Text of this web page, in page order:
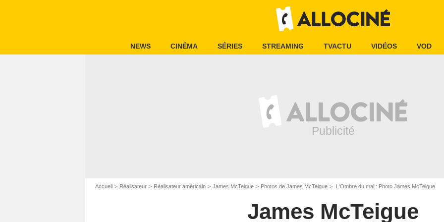
NEWS CINÉMA SÉRIES STREAMING TVACTU VIDÉOS VOD
Accueil Réalisateur Réalisateur américain James McTeigue Photos de James McTeigue L'Ombre du mal : Photo James McTeigue
James McTeigue